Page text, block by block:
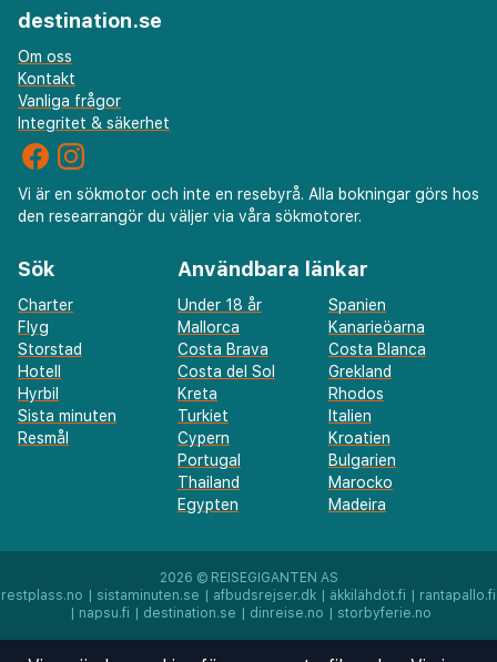
destination.se
Om oss
Kontakt
Vanliga frågor
Integritet & säkerhet
Vi är en sökmotor och inte en resebyrå. Alla bokningar görs hos
den researrangör du väljer via våra sökmotorer.
Sök
Charter
Flyg
Storstad
Hotell
Hyrbil
Sista minuten
Resmål
Användbara länkar
Under 18 år
Spanien
Mallorca
Kanarieöarna
Costa Brava
Costa Blanca
Costa del Sol
Grekland
Kreta
Rhodos
Turkiet
Italien
Cypern
Kroatien
Portugal
Bulgarien
Thailand
Marocko
Egypten
Madeira
2026 © REISEGIGANTEN AS
restplass.no | sistaminuten.se | afbudsrejser.dk | äkkilähdöt.fi | rantapallo.fi
| napsu.fi | destination.se | dinreise.no | storbyferie.no